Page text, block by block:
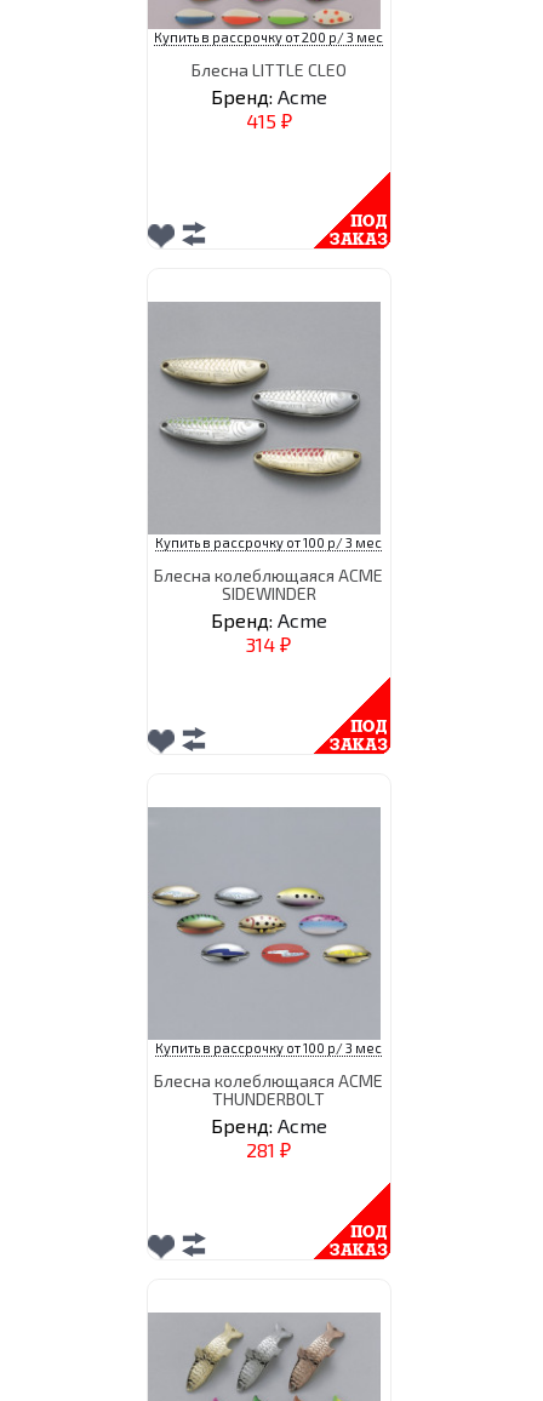
Купить в рассрочку от 200 р/ 3 мес
Блесна LITTLE CLEO
Бренд: Acme
415 ₽
Купить в рассрочку от 100 р/ 3 мес
Блесна колеблющаяся ACME
SIDEWINDER
Бренд: Acme
314 ₽
Купить в рассрочку от 100 р/ 3 мес
Блесна колеблющаяся ACME
THUNDERBOLT
Бренд: Acme
281 ₽